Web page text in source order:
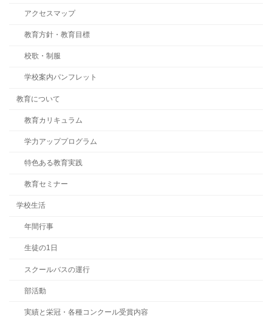
アクセスマップ
教育方針・教育目標
校歌・制服
学校案内パンフレット
教育について
教育カリキュラム
学力アッププログラム
特色ある教育実践
教育セミナー
学校生活
年間行事
生徒の1日
スクールバスの運行
部活動
実績と栄冠・各種コンクール受賞内容